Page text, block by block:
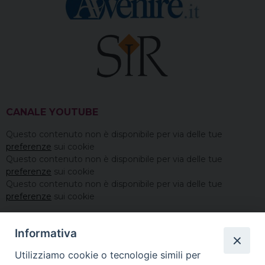
CANALE YOUTUBE
Questo contenuto non è disponibile per via delle tue
preferenze sui cookie
Questo contenuto non è disponibile per via delle tue
preferenze sui cookie
Questo contenuto non è disponibile per via delle tue
preferenze sui cookie
Informativa
Utilizziamo cookie o tecnologie simili per